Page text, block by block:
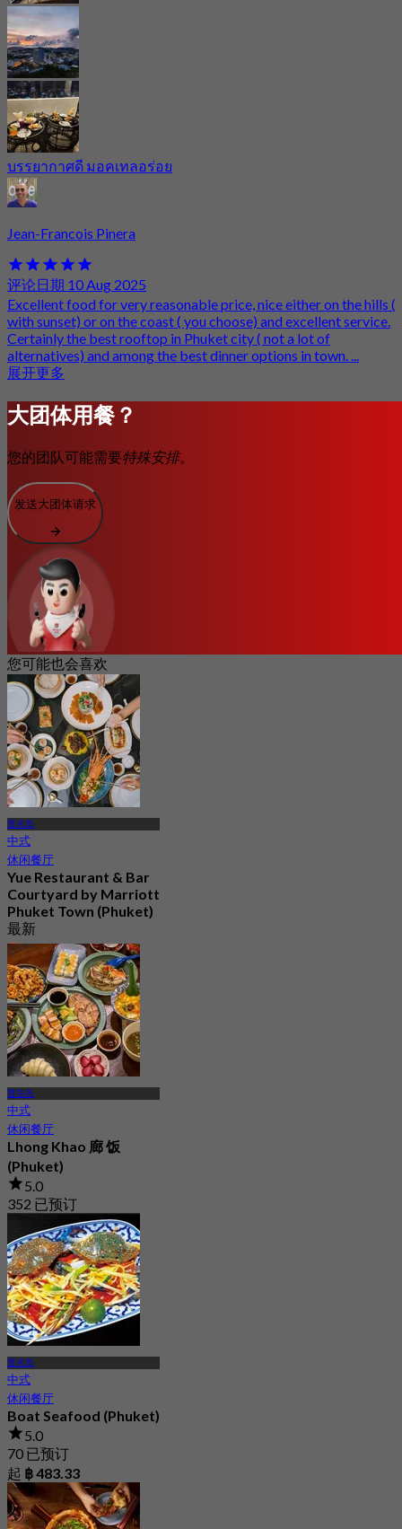
บรรยากาศดี มอคเทลอร่อย
Jean-Francois Pinera
评论日期 10 Aug 2025
Excellent food for very reasonable price, nice either on the hills (
with sunset) or on the coast ( you choose) and excellent service.
Certainly the best rooftop in Phuket city ( not a lot of
alternatives) and among the best dinner options in town. ...
展开更多
大团体用餐？
您的团队可能需要特殊安排。
发送大团体请求
您可能也会喜欢
普吉岛
中式
休闲餐厅
Yue Restaurant & Bar​
Courtyard by Marriott
Phuket Town (Phuket)
最新
4.4
起฿ 595
普吉岛
中式
休闲餐厅
Lhong Khao 廊 饭
(Phuket)
5.0
352 已预订
฿ 363.33
普吉岛
中式
休闲餐厅
Boat Seafood (Phuket)
5.0
70 已预订
起 ฿ 483.33